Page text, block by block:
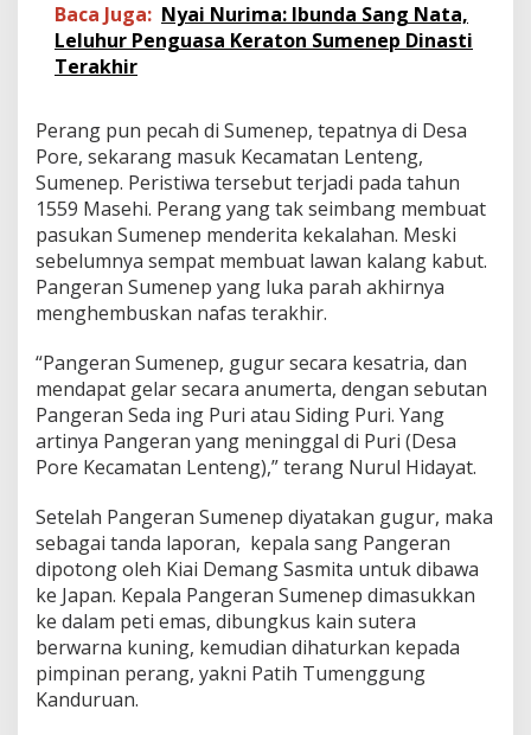
Baca Juga: Nyai Nurima: Ibunda Sang Nata,
Leluhur Penguasa Keraton Sumenep Dinasti
Terakhir
Perang pun pecah di Sumenep, tepatnya di Desa
Pore, sekarang masuk Kecamatan Lenteng,
Sumenep. Peristiwa tersebut terjadi pada tahun
1559 Masehi. Perang yang tak seimbang membuat
pasukan Sumenep menderita kekalahan. Meski
sebelumnya sempat membuat lawan kalang kabut.
Pangeran Sumenep yang luka parah akhirnya
menghembuskan nafas terakhir.
“Pangeran Sumenep, gugur secara kesatria, dan
mendapat gelar secara anumerta, dengan sebutan
Pangeran Seda ing Puri atau Siding Puri. Yang
artinya Pangeran yang meninggal di Puri (Desa
Pore Kecamatan Lenteng),” terang Nurul Hidayat.
Setelah Pangeran Sumenep diyatakan gugur, maka
sebagai tanda laporan, kepala sang Pangeran
dipotong oleh Kiai Demang Sasmita untuk dibawa
ke Japan. Kepala Pangeran Sumenep dimasukkan
ke dalam peti emas, dibungkus kain sutera
berwarna kuning, kemudian dihaturkan kepada
pimpinan perang, yakni Patih Tumenggung
Kanduruan.